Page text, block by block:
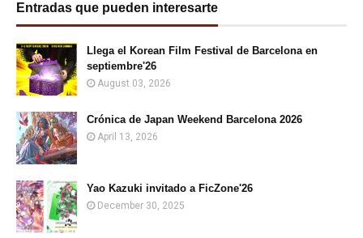
Entradas que pueden interesarte
Llega el Korean Film Festival de Barcelona en
septiembre'26
August 03, 2026
Crónica de Japan Weekend Barcelona 2026
April 13, 2026
Yao Kazuki invitado a FicZone'26
December 30, 2025